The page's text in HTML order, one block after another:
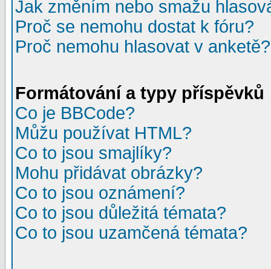
Jak změním nebo smažu
Proč se nemohu dostat k fóru?
Proč nemohu hlasovat v anketě?
Formátování a typy příspěvků
Co je BBCode?
Můžu používat HTML?
Co to jsou smajlíky?
Mohu přidávat obrázky?
Co to jsou oznámení?
Co to jsou důležitá témata?
Co to jsou uzamčená témata?